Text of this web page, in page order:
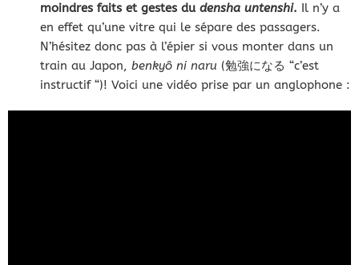
moindres faits et gestes du densha untenshi. Il n’y a
en effet qu’une vitre qui le sépare des passagers.
N’hésitez donc pas à l’épier si vous monter dans un
train au Japon, benkyô ni naru (勉強になる “c’est
instructif “)! Voici une vidéo prise par un anglophone :